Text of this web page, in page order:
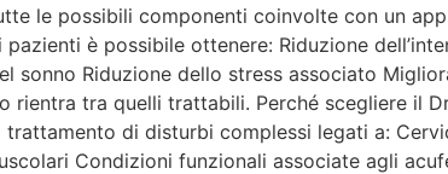
le possibili componenti coinvolte con un
è possibile ottenere: Riduzione
Riduzione dello stress associato
tra quelli trattabili. Perché scegliere il
di disturbi complessi legati a:
Condizioni funzionali associate agli